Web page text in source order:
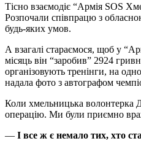
Тісно взаємодіє “Армія SOS
Розпочали співпрацю з
будь-яких умов.
А взагалі стараємося, щоб у
місяць він “заробив” 2924
організовують тренінги, на
надала фото з автографом
Коли хмельницька волонтерка
операцію. Ми були приємно
— І все ж є немало тих, хто